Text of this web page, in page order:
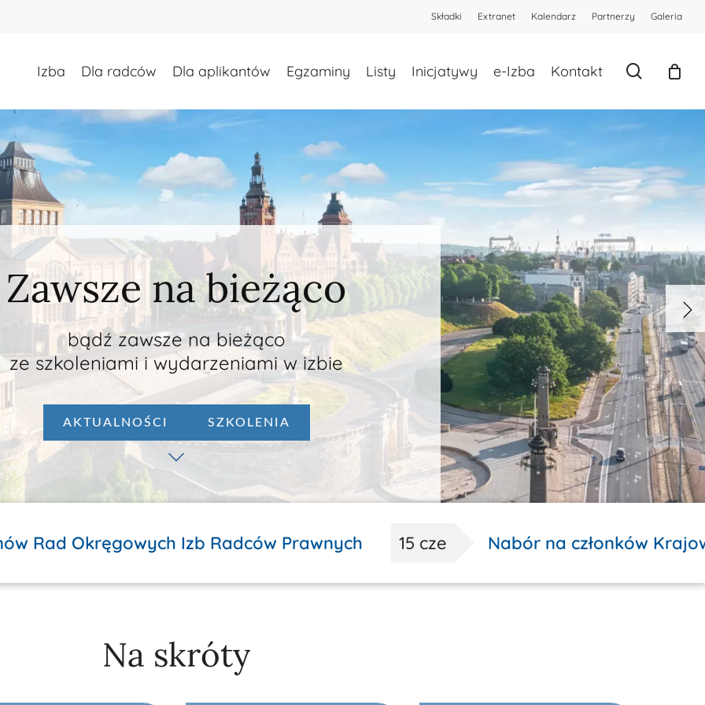
Składki Extranet Kalendarz Partnerzy Galeria
Izba Dla radców Dla aplikantów Egzaminy Listy Inicjatywy e-Izba Kontakt search
Strefa dla radców
od rozległych szkoleń zawodowych
szczegółowe informacje dotyczące profesji
Okręgowych Izb Radców Prawnych 15 cze Nabór na członków
Na skróty